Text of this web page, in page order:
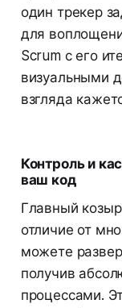
один трекер
для
Scrum с его
визуальными
взгляда
Контроль и
ваш код
Главный
отличие от
можете
получив
процессами.